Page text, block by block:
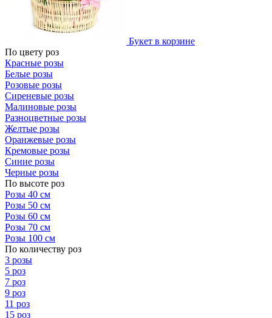
Букет в корзине
По цвету роз
Красные розы
Белые розы
Розовые розы
Сиреневые розы
Малиновые розы
Разноцветные розы
Желтые розы
Оранжевые розы
Кремовые розы
Синие розы
Черные розы
По высоте роз
Розы 40 см
Розы 50 см
Розы 60 см
Розы 70 см
Розы 100 см
По количеству роз
3 розы
5 роз
7 роз
9 роз
11 роз
15 роз